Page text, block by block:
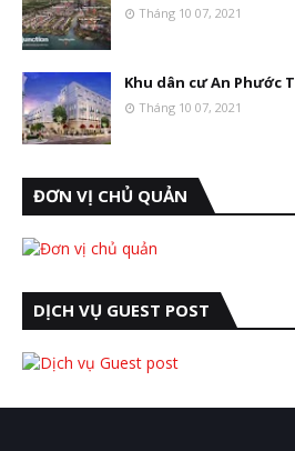
Tháng 10 07, 2021
Khu dân cư An Phước
Tháng 10 07, 2021
ĐƠN VỊ CHỦ QUẢN
DỊCH VỤ GUEST POST